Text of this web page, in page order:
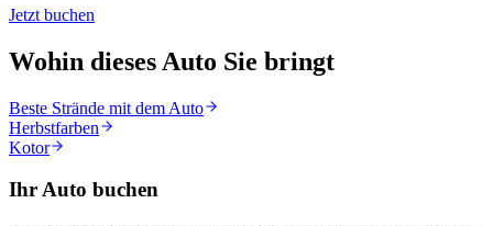
Jetzt buchen
Wohin dieses Auto Sie bringt
Beste Strände mit dem Auto
Herbstfarben
Kotor
Ihr Auto buchen